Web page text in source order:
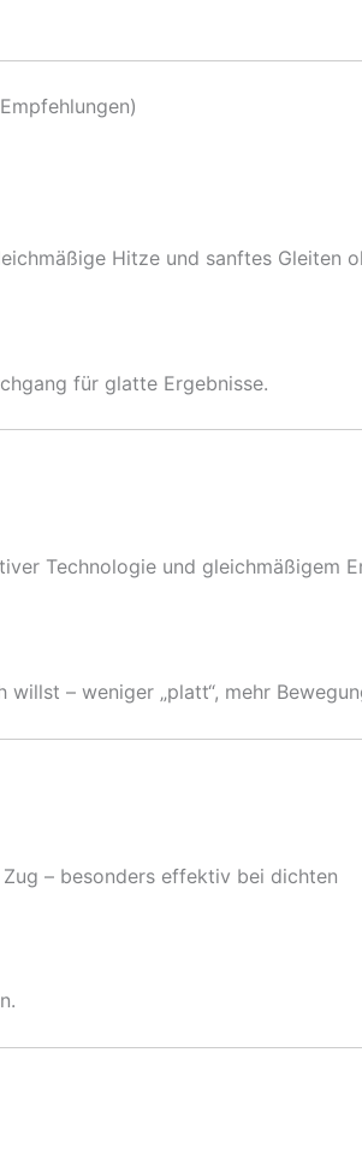
Hitze und sanftes Gleiten
für glatte Ergebnisse.
Technologie und gleichmäßigem
– weniger „platt“, mehr
– besonders effektiv bei dichten